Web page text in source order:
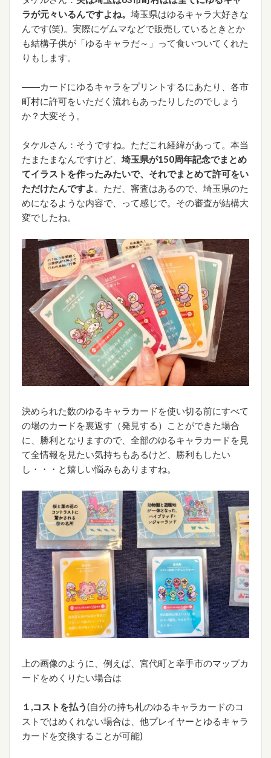
ラが元々いるんですよね。 埼玉県はゆるキャラ大好きな
んです(笑)。実際にゲムマなどで販売しているときとか
も結構子供が「ゆるキャラだ～」って食いついてくれた
りもします。
――カードにゆるキャラをプリントするにあたり、各市
町村に許可をいただく流れもあったりしたのでしょう
か？大変そう。
タケルさん：そうですね。ただこれ経緯があって。本当
たまたまなんですけど、 埼玉県が150周年記念でまとめ
てイラストを作ったみたいで、それでまとめて許可をい
ただけたんですよ
。ただ、審査はあるので、埼玉県のた
めになるような内容で、って感じで。その審査が結構大
変でしたね。
決められた数のゆるキャラカードを使い切る前にすべて
の場のカードを裏返す（発見する）ことができた場合
に、勝利となりますので、全部のゆるキャラカードを見
て全情報を見たい気持ちもあるけど、勝利もしたい
し・・・と嬉しい悩みもありますね。
上の画像のように、例えば、宮代町と幸手市のマップカ
ードをめくりたい場合は
１,コストを払う(自分の持ち札のゆるキャラカードのコ
ストではめくれない場合は、他プレイヤーとゆるキャラ
カードを交換することが可能)